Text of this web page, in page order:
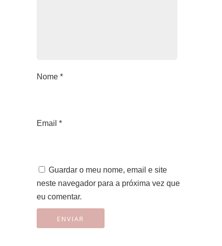
Nome *
Email *
Guardar o meu nome, email e site
neste navegador para a próxima vez que
eu comentar.